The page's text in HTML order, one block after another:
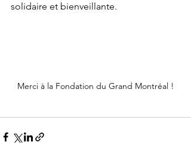
solidaire et bienveillante.
Merci à la Fondation du Grand Montréal !